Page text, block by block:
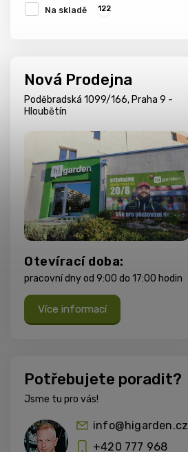
Na skladě 122
Nová Prodejna
Poděbradská 1099/166, Praha 9 -
Hloubětín
Otevírací doba:
pracovní dny od 9:00 do 17:00 hodin
Více informací
Potřebujete poradit?
Jsme tu pro vás!
info@higarden.cz
+420 777 968